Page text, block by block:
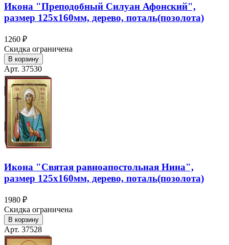
Икона "Преподобный Силуан Афонский",
размер 125х160мм, дерево, поталь(позолота)
1260 ₽
Скидка ограничена
В корзину
Арт. 37530
Икона "Святая равноапостольная Нина",
размер 125х160мм, дерево, поталь(позолота)
1980 ₽
Скидка ограничена
В корзину
Арт. 37528